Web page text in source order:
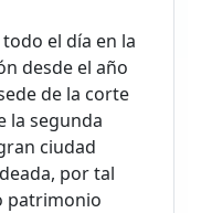
el día en la
desde el año
de la corte
la segunda
ciudad
por tal
patrimonio